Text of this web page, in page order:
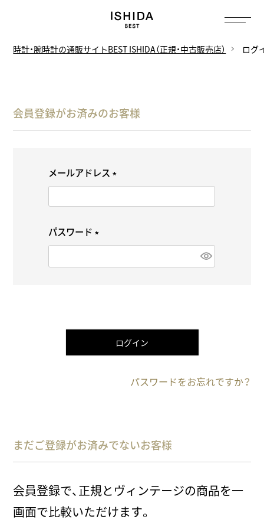
時計・腕時計の通販サイトBEST ISHIDA（正規・中古販売店） ログ
会員登録がお済みのお客様
メールアドレス
(
必
パスワード
(
必
ログイン
パスワードをお忘れですか？
まだご登録がお済みでないお客様
会員登録で、正規とヴィンテージの商品を一
画面で比較いただけます。